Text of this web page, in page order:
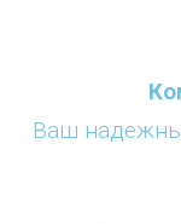
Ваш